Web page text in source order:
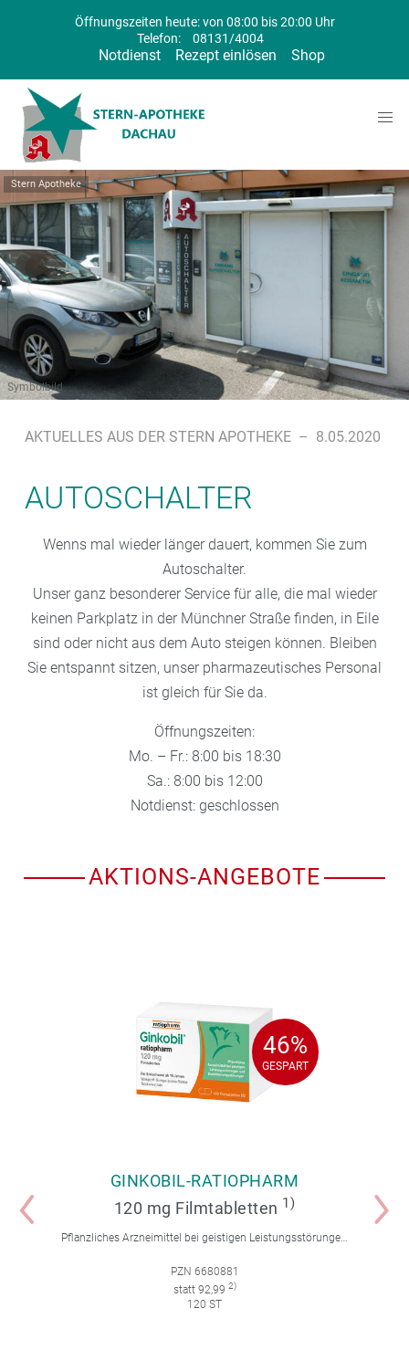
Öffnungszeiten heute: von 08:00 bis 20:00 Uhr
Telefon:
08131/4004
Notdienst Rezept einlösen Shop
Stern Apotheke
Symbolbild
AKTUELLES AUS DER STERN APOTHEKE – 8.05.2020
AUTOSCHALTER
Wenns mal wieder länger dauert, kommen Sie zum
Autoschalter.
Unser ganz besonderer Service für alle, die mal wieder
keinen Parkplatz in der Münchner Straße finden, in Eile
sind oder nicht aus dem Auto steigen können. Bleiben
Sie entspannt sitzen, unser pharmazeutisches Personal
ist gleich für Sie da.
Öffnungszeiten:
Mo. – Fr.: 8:00 bis 18:30
Sa.: 8:00 bis 12:00
Notdienst: geschlossen
AKTIONS-ANGEBOTE
46%
GESPART
46%
GESPART
GINKOBIL-RATIOPHARM
120 mg Filmtabletten 1)
Pflanzliches Arzneimittel bei geistigen Leistungsstörungen und Durchblutungsstörungen.
PZN 6680881
statt 92,99 2)
120 ST